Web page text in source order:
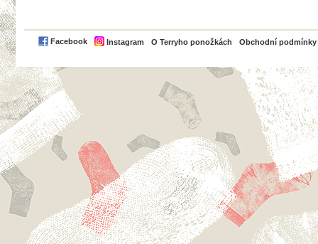
Facebook Instagram O Terryho ponožkách Obchodní podmínky
PayPal